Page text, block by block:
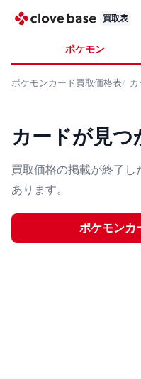
買取表
ポケモン
ポケモンカード買取価格表
カードが見つ
買取価格の掲載が終了
あります。
ポケモンカ